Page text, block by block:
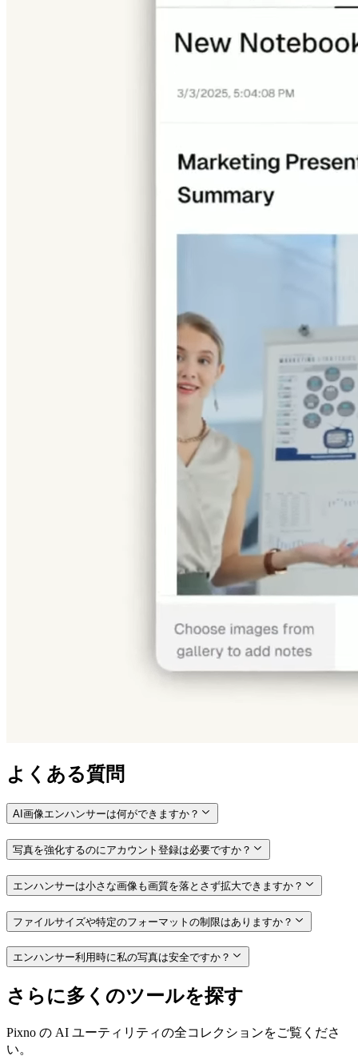
よくある質問
AI画像エンハンサーは何ができますか？
写真を強化するのにアカウント登録は必要ですか？
エンハンサーは小さな画像も画質を落とさず拡大できますか？
ファイルサイズや特定のフォーマットの制限はありますか？
エンハンサー利用時に私の写真は安全ですか？
さらに多くのツールを探す
Pixno の AI ユーティリティの全コレクションをご覧くださ
い。